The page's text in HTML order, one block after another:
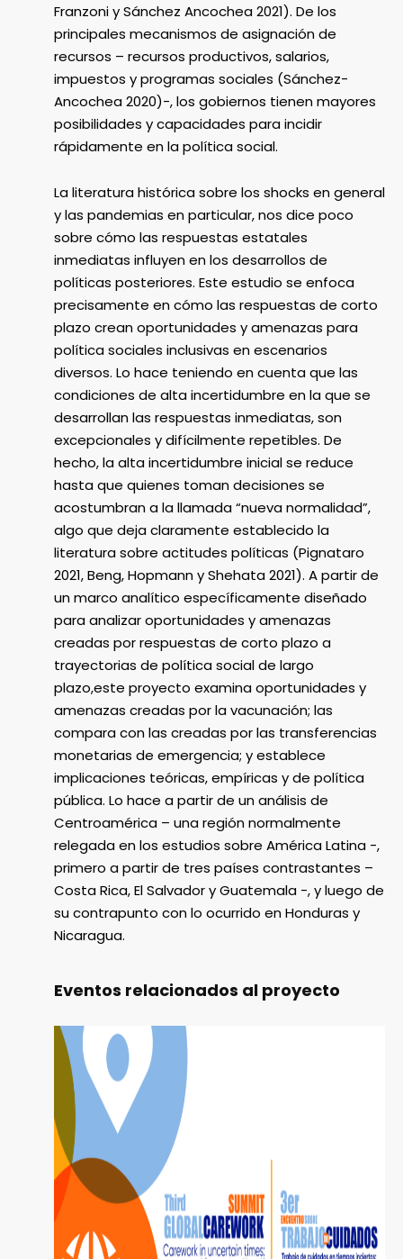
Franzoni y Sánchez Ancochea 2021). De los
principales mecanismos de asignación de
recursos – recursos productivos, salarios,
impuestos y programas sociales (Sánchez-
Ancochea 2020)-, los gobiernos tienen mayores
posibilidades y capacidades para incidir
rápidamente en la política social.
La literatura histórica sobre los shocks en general
y las pandemias en particular, nos dice poco
sobre cómo las respuestas estatales
inmediatas influyen en los desarrollos de
políticas posteriores. Este estudio se enfoca
precisamente en cómo las respuestas de corto
plazo crean oportunidades y amenazas para
política sociales inclusivas en escenarios
diversos. Lo hace teniendo en cuenta que las
condiciones de alta incertidumbre en la que se
desarrollan las respuestas inmediatas, son
excepcionales y difícilmente repetibles. De
hecho, la alta incertidumbre inicial se reduce
hasta que quienes toman decisiones se
acostumbran a la llamada “nueva normalidad”,
algo que deja claramente establecido la
literatura sobre actitudes políticas (Pignataro
2021, Beng, Hopmann y Shehata 2021). A partir de
un marco analítico específicamente diseñado
para analizar oportunidades y amenazas
creadas por respuestas de corto plazo a
trayectorias de política social de largo
plazo,este proyecto examina oportunidades y
amenazas creadas por la vacunación; las
compara con las creadas por las transferencias
monetarias de emergencia; y establece
implicaciones teóricas, empíricas y de política
pública. Lo hace a partir de un análisis de
Centroamérica – una región normalmente
relegada en los estudios sobre América Latina -,
primero a partir de tres países contrastantes –
Costa Rica, El Salvador y Guatemala -, y luego de
su contrapunto con lo ocurrido en Honduras y
Nicaragua.
Eventos relacionados al proyecto